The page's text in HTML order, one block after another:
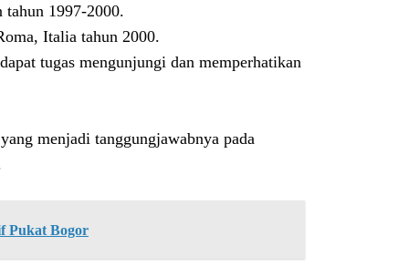
tahun 1997-2000.
Italia tahun 2000.
tugas mengunjungi dan memperhatikan
menjadi tanggungjawabnya pada
Pukat Bogor